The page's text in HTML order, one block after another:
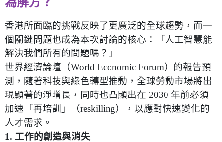
為解方？
香港所面臨的挑戰反映了更廣泛的全球趨勢，而一
個關鍵問題也成為本次討論的核心：「人工智慧能
解決我們所有的問題嗎？」
世界經濟論壇（World Economic Forum）的報告預
測，隨著科技與綠色轉型推動，全球勞動市場將出
現顯著的淨增長，同時也凸顯出在 2030 年前必須
加速「再培訓」（reskilling），以應對快速變化的
人才需求。
1. 工作的創造與消失